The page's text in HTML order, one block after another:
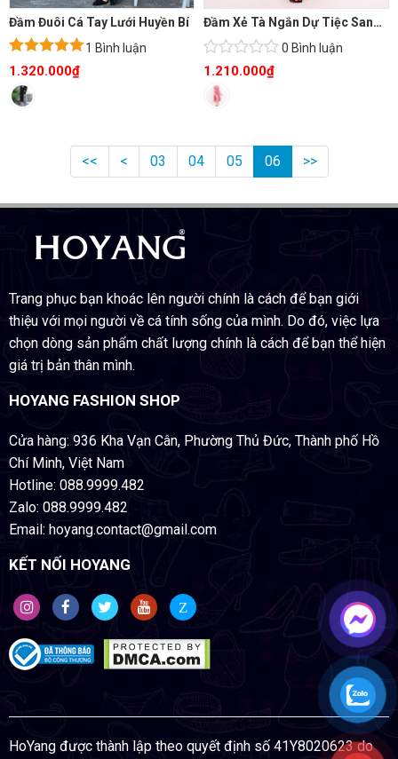
Đầm Đuôi Cá Tay Lưới Huyền Bí
Được xếp
hạng5.005
sao
1 Bình luận
1.320.000₫
Đầm Xẻ Tà Ngắn Dự Tiệc Sang Trọng
0 Bình luận
1.210.000₫
<< < 03 04 05 06 >>
Trang phục bạn khoác lên người chính là cách để bạn giới
thiệu với mọi người về cá tính sống của mình. Do đó, việc lựa
chọn dòng sản phẩm chất lượng chính là cách để bạn thể hiện
giá trị bản thân mình.
HOYANG FASHION SHOP
Cửa hàng: 936 Kha Vạn Cân, Phường Thủ Đức, Thành phố Hồ
Chí Minh, Việt Nam
Hotline: 088.9999.482
Zalo: 088.9999.482
Email: hoyang.contact@gmail.com
KẾT NỐI HOYANG
Z
HoYang được thành lập theo quyết định số 41Y8020623 do